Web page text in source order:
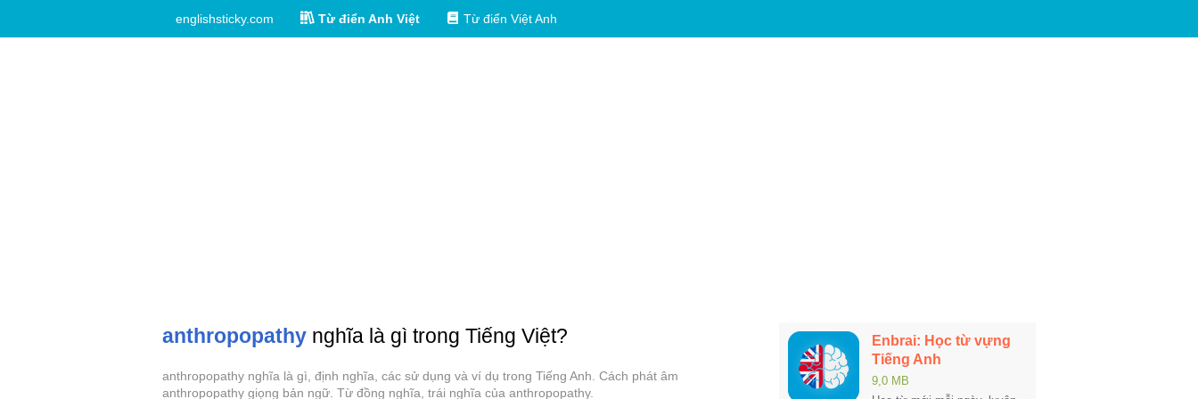
englishsticky.com Từ điển Anh Việt Từ điển Việt Anh
anthropopathy nghĩa là gì trong Tiếng Việt?
anthropopathy nghĩa là gì, định nghĩa, các sử dụng và ví dụ trong Tiếng Anh. Cách phát âm
anthropopathy giọng bản ngữ. Từ đồng nghĩa, trái nghĩa của anthropopathy.
Enbrai: Học từ vựng
Tiếng Anh
9,0 MB